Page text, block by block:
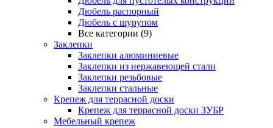
Дюбель распорный
Дюбель с шурупом
Все категории (9)
Заклепки
Заклепки алюминиевые
Заклепки из нержавеющей стали
Заклепки резьбовые
Заклепки стальные
Крепеж для террасной доски
Крепеж для террасной доски ЗУБР
Мебельный крепеж